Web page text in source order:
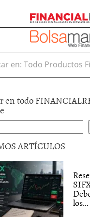
en:
en todo
ARTÍCULOS
los...